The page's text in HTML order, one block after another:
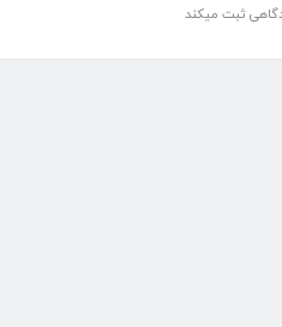
ثبت میکند